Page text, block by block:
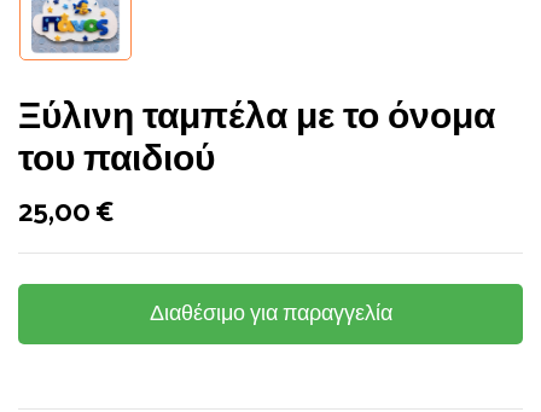
Ξύλινη ταμπέλα με το όνομα
του παιδιού
25,00€
Διαθέσιμο για παραγγελία